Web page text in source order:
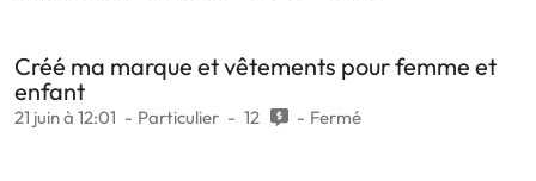
Créé ma marque et vêtements pour femme et
enfant
21 juin à 12:01 Particulier 12 Fermé